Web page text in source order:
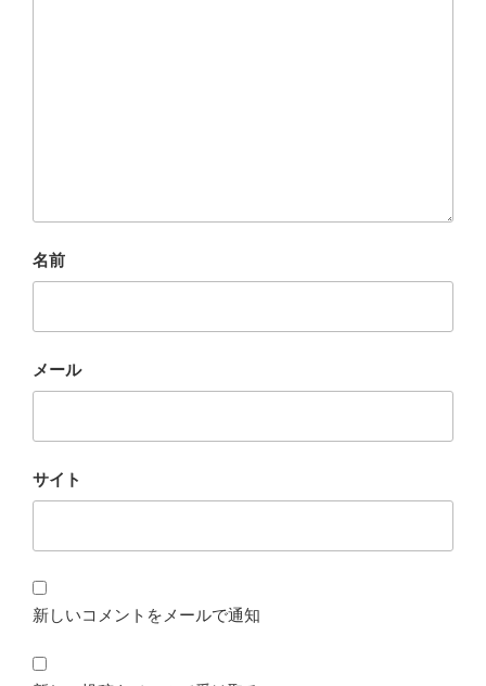
名前
メール
サイト
新しいコメントをメールで通知